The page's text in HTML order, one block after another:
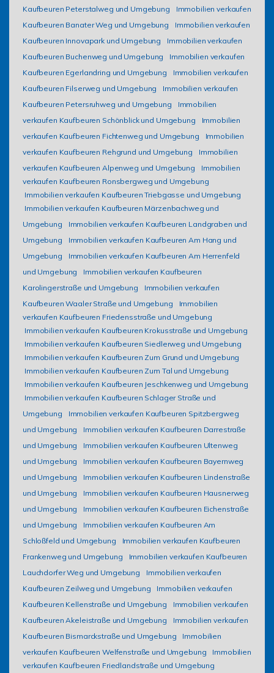
Kaufbeuren Peterstalweg und Umgebung
Immobilien verkaufen
Kaufbeuren Banater Weg und Umgebung
Immobilien verkaufen
Kaufbeuren Innovapark und Umgebung
Immobilien verkaufen
Kaufbeuren Buchenweg und Umgebung
Immobilien verkaufen
Kaufbeuren Egerlandring und Umgebung
Immobilien verkaufen
Kaufbeuren Filserweg und Umgebung
Immobilien verkaufen
Kaufbeuren Petersruhweg und Umgebung
Immobilien
verkaufen Kaufbeuren Schönblick und Umgebung
Immobilien
verkaufen Kaufbeuren Fichtenweg und Umgebung
Immobilien
verkaufen Kaufbeuren Rehgrund und Umgebung
Immobilien
verkaufen Kaufbeuren Alpenweg und Umgebung
Immobilien
verkaufen Kaufbeuren Ronsbergweg und Umgebung
Immobilien verkaufen Kaufbeuren Triebgasse und Umgebung
Immobilien verkaufen Kaufbeuren Märzenbachweg und
Umgebung
Immobilien verkaufen Kaufbeuren Landgraben und
Umgebung
Immobilien verkaufen Kaufbeuren Am Hang und
Umgebung
Immobilien verkaufen Kaufbeuren Am Herrenfeld
und Umgebung
Immobilien verkaufen Kaufbeuren
Karolingerstraße und Umgebung
Immobilien verkaufen
Kaufbeuren Waaler Straße und Umgebung
Immobilien
verkaufen Kaufbeuren Friedensstraße und Umgebung
Immobilien verkaufen Kaufbeuren Krokusstraße und Umgebung
Immobilien verkaufen Kaufbeuren Siedlerweg und Umgebung
Immobilien verkaufen Kaufbeuren Zum Grund und Umgebung
Immobilien verkaufen Kaufbeuren Zum Tal und Umgebung
Immobilien verkaufen Kaufbeuren Jeschkenweg und Umgebung
Immobilien verkaufen Kaufbeuren Schlager Straße und
Umgebung
Immobilien verkaufen Kaufbeuren Spitzbergweg
und Umgebung
Immobilien verkaufen Kaufbeuren Darrestraße
und Umgebung
Immobilien verkaufen Kaufbeuren Ultenweg
und Umgebung
Immobilien verkaufen Kaufbeuren Bayernweg
und Umgebung
Immobilien verkaufen Kaufbeuren Lindenstraße
und Umgebung
Immobilien verkaufen Kaufbeuren Hausnerweg
und Umgebung
Immobilien verkaufen Kaufbeuren Eichenstraße
und Umgebung
Immobilien verkaufen Kaufbeuren Am
Schloßfeld und Umgebung
Immobilien verkaufen Kaufbeuren
Frankenweg und Umgebung
Immobilien verkaufen Kaufbeuren
Lauchdorfer Weg und Umgebung
Immobilien verkaufen
Kaufbeuren Zeilweg und Umgebung
Immobilien verkaufen
Kaufbeuren Kellenstraße und Umgebung
Immobilien verkaufen
Kaufbeuren Akeleistraße und Umgebung
Immobilien verkaufen
Kaufbeuren Bismarckstraße und Umgebung
Immobilien
verkaufen Kaufbeuren Welfenstraße und Umgebung
Immobilien
verkaufen Kaufbeuren Friedlandstraße und Umgebung